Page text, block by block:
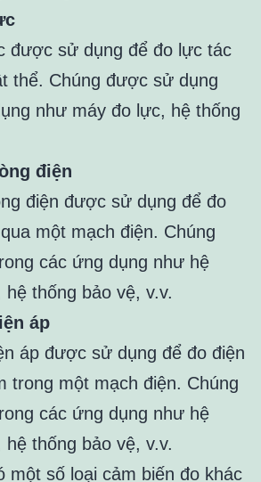
được sử dụng để đo lực tác
thể. Chúng được sử dụng
như máy đo lực, hệ thống
điện
điện được sử dụng để đo
một mạch điện. Chúng
các ứng dụng như hệ
thống bảo vệ, v.v.
áp
áp được sử dụng để đo điện
trong một mạch điện. Chúng
các ứng dụng như hệ
thống bảo vệ, v.v.
một số loại cảm biến đo khác